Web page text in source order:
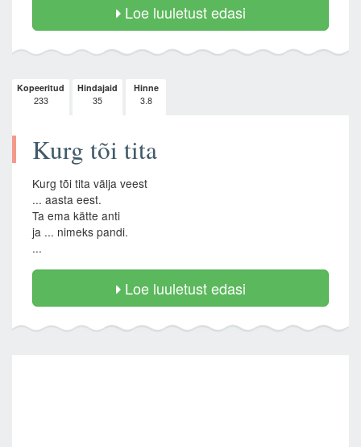
Loe luuletust edasi
Kopeeritud
233
Hindajaid
35
Hinne
3.8
Kurg tõi tita
Kurg tõi tita välja veest
... aasta eest.
Ta ema kätte anti
ja ... nimeks pandi.
...
Loe luuletust edasi